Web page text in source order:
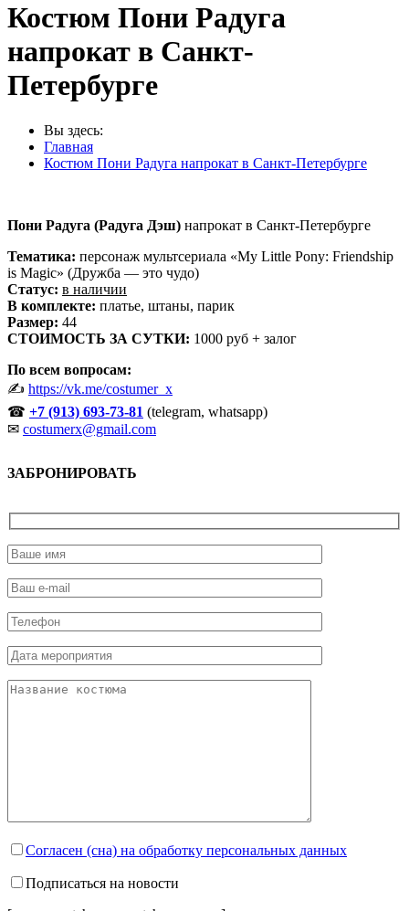
Костюм Пони Радуга
напрокат в Санкт-
Петербурге
Вы здесь:
Главная
Костюм Пони Радуга напрокат в Санкт-Петербурге
Пони Радуга (Радуга Дэш) напрокат в Санкт-Петербурге
Тематика: персонаж мультсериала «My Little Pony: Friendship
is Magic» (Дружба — это чудо)
Статус: в наличии
В комплекте: платье, штаны, парик
Размер: 44
СТОИМОСТЬ ЗА СУТКИ: 1000 руб + залог
По всем вопросам:
✍ https://vk.me/costumer_x
☎ +7 (913) 693-73-81 (telegram, whatsapp)
✉ costumerx@gmail.com
ЗАБРОНИРОВАТЬ
Согласен (сна) на обработку персональных данных
Подписаться на новости